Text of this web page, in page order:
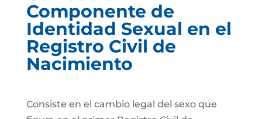
Componente de
Identidad Sexual en el
Registro Civil de
Nacimiento
Consiste en el cambio legal del sexo que